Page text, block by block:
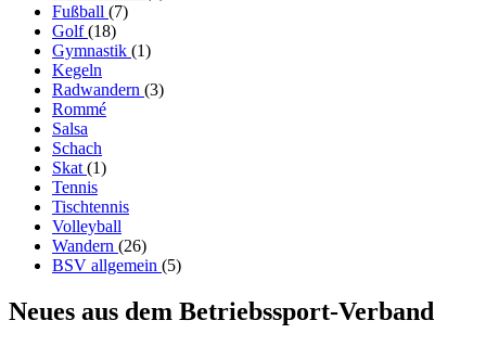
Fußball (7)
Golf(18)
Gymnastik (1)
Kegeln
Radwandern (3)
Rommé
Salsa
Schach
Skat (1)
Tennis
Tischtennis
Volleyball
Wandern (26)
BSV allgemein (5)
Neues aus dem Betriebssport-Verband